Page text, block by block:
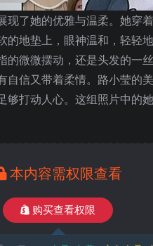
了她的优雅与温柔。她穿
地垫上，眼神温和，轻轻
微微摆动，还是头发的一
信又带着柔情。路小莹的
打动人心。这组照片中的
本内容需权限查看
购买查看权限